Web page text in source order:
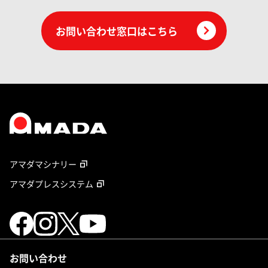
お問い合わせ窓口はこちら
アマダマシナリー
アマダプレスシステム
お問い合わせ